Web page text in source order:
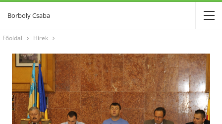
Borboly Csaba
Főoldal Hírek